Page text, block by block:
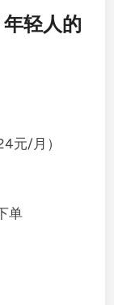
轻人的
元/月）
单